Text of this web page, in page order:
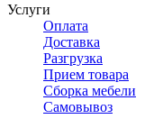
Услуги
Оплата
Доставка
Разгрузка
Прием товара
Сборка мебели
Самовывоз